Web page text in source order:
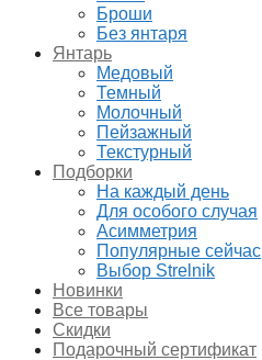
Броши
Без янтаря
Янтарь
Медовый
Темный
Молочный
Пейзажный
Текстурный
Подборки
На каждый день
Для особого случая
Асимметрия
Популярные сейчас
Выбор Strelnik
Новинки
Все товары
Скидки
Подарочный сертификат